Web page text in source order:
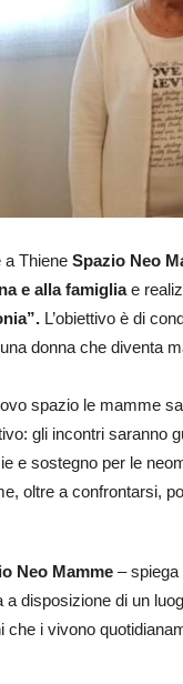
a Thiene Spazio Neo
e alla famigliae
L’obiettivo è di
donna che diventa
spazio le mamme
gli incontri saranno
e sostegno per le
oltre a confrontarsi,
Neo Mamme – spiega
a disposizione di un
che i vivono